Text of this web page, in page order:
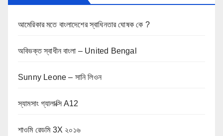
আমেরিকার মতে বাংলাদেশের স্বাধিনতার ঘোষক কে ?
অবিভক্ত স্বাধীন বাংলা – United Bengal
Sunny Leone – সানি লিওন
স্যামসাং গ্যালাক্সি A12
শাওমি রেডমি 3X ২০১৬